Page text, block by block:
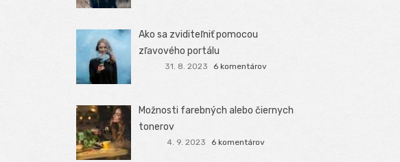
Ako sa zviditeľniť pomocou
zľavového portálu
31. 8. 2023 6 komentárov
Možnosti farebných alebo čiernych
tonerov
4. 9. 2023 6 komentárov